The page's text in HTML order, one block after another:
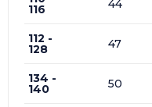
116 44
112 -
128 47
134 -
140 50